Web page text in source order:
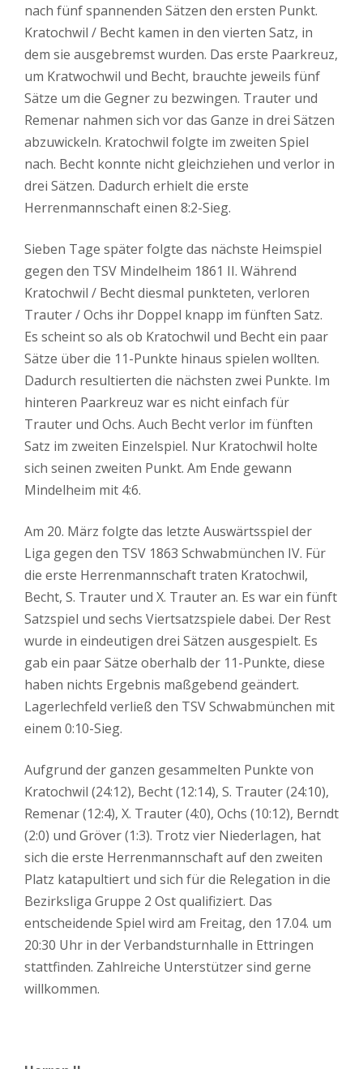
nach fünf spannenden Sätzen den ersten Punkt.
Kratochwil / Becht kamen in den vierten Satz, in
dem sie ausgebremst wurden. Das erste Paarkreuz,
um Kratwochwil und Becht, brauchte jeweils fünf
Sätze um die Gegner zu bezwingen. Trauter und
Remenar nahmen sich vor das Ganze in drei Sätzen
abzuwickeln. Kratochwil folgte im zweiten Spiel
nach. Becht konnte nicht gleichziehen und verlor in
drei Sätzen. Dadurch erhielt die erste
Herrenmannschaft einen 8:2-Sieg.
Sieben Tage später folgte das nächste Heimspiel
gegen den TSV Mindelheim 1861 II. Während
Kratochwil / Becht diesmal punkteten, verloren
Trauter / Ochs ihr Doppel knapp im fünften Satz.
Es scheint so als ob Kratochwil und Becht ein paar
Sätze über die 11-Punkte hinaus spielen wollten.
Dadurch resultierten die nächsten zwei Punkte. Im
hinteren Paarkreuz war es nicht einfach für
Trauter und Ochs. Auch Becht verlor im fünften
Satz im zweiten Einzelspiel. Nur Kratochwil holte
sich seinen zweiten Punkt. Am Ende gewann
Mindelheim mit 4:6.
Am 20. März folgte das letzte Auswärtsspiel der
Liga gegen den TSV 1863 Schwabmünchen IV. Für
die erste Herrenmannschaft traten Kratochwil,
Becht, S. Trauter und X. Trauter an. Es war ein fünft
Satzspiel und sechs Viertsatzspiele dabei. Der Rest
wurde in eindeutigen drei Sätzen ausgespielt. Es
gab ein paar Sätze oberhalb der 11-Punkte, diese
haben nichts Ergebnis maßgebend geändert.
Lagerlechfeld verließ den TSV Schwabmünchen mit
einem 0:10-Sieg.
Aufgrund der ganzen gesammelten Punkte von
Kratochwil (24:12), Becht (12:14), S. Trauter (24:10),
Remenar (12:4), X. Trauter (4:0), Ochs (10:12), Berndt
(2:0) und Gröver (1:3). Trotz vier Niederlagen, hat
sich die erste Herrenmannschaft auf den zweiten
Platz katapultiert und sich für die Relegation in die
Bezirksliga Gruppe 2 Ost qualifiziert. Das
entscheidende Spiel wird am Freitag, den 17.04. um
20:30 Uhr in der Verbandsturnhalle in Ettringen
stattfinden. Zahlreiche Unterstützer sind gerne
willkommen.